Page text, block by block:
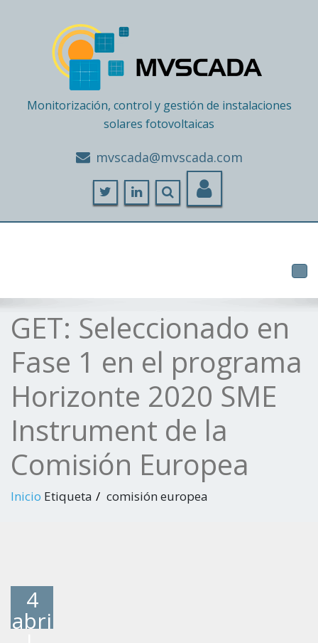
Monitorización, control y gestión de instalaciones
solares fotovoltaicas
moc.adacsvm@adacsvm
GET: Seleccionado en
Fase 1 en el programa
Horizonte 2020 SME
Instrument de la
Comisión Europea
Inicio Etiqueta comisión europea
4
abri